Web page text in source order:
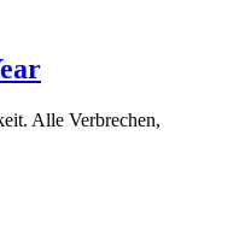
Alle Verbrechen,